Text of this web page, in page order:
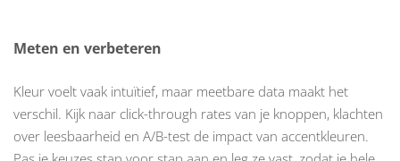
Meten en verbeteren
Kleur voelt vaak intuïtief, maar meetbare data maakt het
verschil. Kijk naar click-through rates van je knoppen, klachten
over leesbaarheid en A/B-test de impact van accentkleuren.